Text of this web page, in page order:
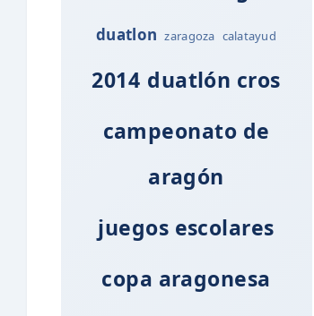
duatlon zaragoza calatayud
2014 duatlón cros
campeonato de
aragón
juegos escolares
copa aragonesa